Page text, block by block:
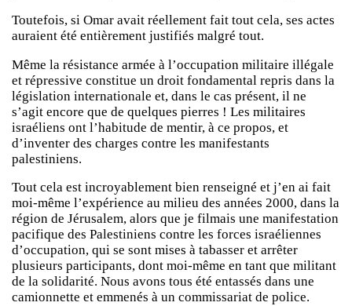
Toutefois, si Omar avait réellement fait tout cela, ses actes
auraient été entièrement justifiés malgré tout.
Même la résistance armée à l’occupation militaire illégale
et répressive constitue un droit fondamental repris dans la
législation internationale et, dans le cas présent, il ne
s’agit encore que de quelques pierres ! Les militaires
israéliens ont l’habitude de mentir, à ce propos, et
d’inventer des charges contre les manifestants
palestiniens.
Tout cela est incroyablement bien renseigné et j’en ai fait
moi-même l’expérience au milieu des années 2000, dans la
région de Jérusalem, alors que je filmais une manifestation
pacifique des Palestiniens contre les forces israéliennes
d’occupation, qui se sont mises à tabasser et arrêter
plusieurs participants, dont moi-même en tant que militant
de la solidarité. Nous avons tous été entassés dans une
camionnette et emmenés à un commissariat de police.